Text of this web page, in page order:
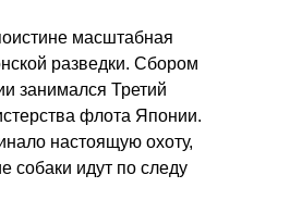
масштабная
разведки. Сбором
занимался Третий
флота Японии.
настоящую охоту,
собаки идут по следу